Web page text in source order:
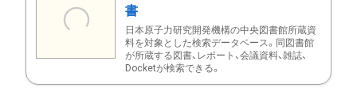
書
日本原子力研究開発機構の中央図書館所蔵資
料を対象とした検索データベース。同図書館
が所蔵する図書、レポート、会議資料、雑誌、
Docketが検索できる。